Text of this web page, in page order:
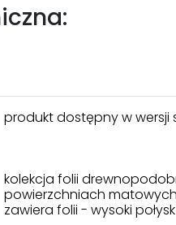
produkt dostępny w wersji
kolekcja folii
powierzchniach matowych
zawiera folii - wysoki połysk